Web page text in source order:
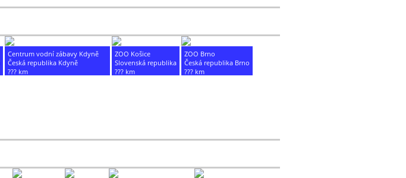
Centrum vodní zábavy Kdyně
Česká republika Kdyně
??? km
ZOO Košice
Slovenská republika
??? km
ZOO Brno
Česká republika Brno
??? km